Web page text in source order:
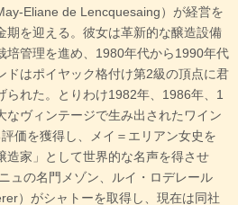
Eliane de Lencquesaing）が経営を
期を迎える。彼女は革新的な醸造設備
培管理を進め、1980年代から1990年代
ドはポイヤック格付け第2級の頂点に君
られた。とりわけ1982年、1986年、1
ヴィンテージで生み出されたワイン
価を獲得し、メイ＝エリアン女史を
造家」として世界的な名声を得させ
ュの名門メゾン、ルイ・ロデレール
）がシャトーを取得し、現在は同社